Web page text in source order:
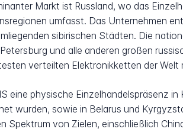
Markt ist Russland, wo das
umfasst. Das Unternehmen
sibirischen Städten. Die
und alle anderen großen
verteilten Elektronikketten der
eine physische Einzelhandelspräsenz
wurden, sowie in Belarus und
Spektrum von Zielen, einschließlich